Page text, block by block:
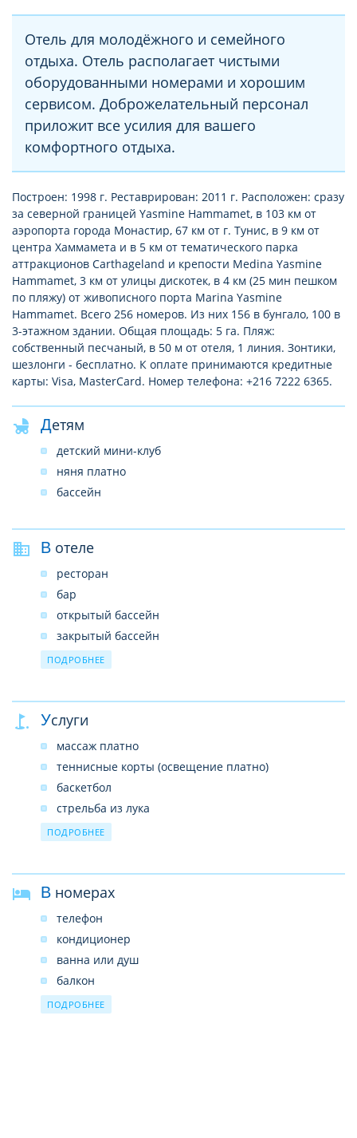
Отель для молодёжного и семейного
отдыха. Отель располагает чистыми
оборудованными номерами и хорошим
сервисом. Доброжелательный персонал
приложит все усилия для вашего
комфортного отдыха.
Построен: 1998 г. Реставрирован: 2011 г. Расположен: сразу
за северной границей Yasmine Hammamet, в 103 км от
аэропорта города Монастир, 67 км от г. Тунис, в 9 км от
центра Хаммамета и в 5 км от тематического парка
аттракционов Carthageland и крепости Medina Yasmine
Hammamet, 3 км от улицы дискотек, в 4 км (25 мин пешком
по пляжу) от живописного порта Marina Yasmine
Hammamet. Всего 256 номеров. Из них 156 в бунгало, 100 в
3-этажном здании. Общая площадь: 5 га. Пляж:
собственный песчаный, в 50 м от отеля, 1 линия. Зонтики,
шезлонги - бесплатно. К оплате принимаются кредитные
карты: Visa, MasterCard. Номер телефона: +216 7222 6365.
Детям
детский мини-клуб
няня платно
бассейн
В отеле
ресторан
бар
открытый бассейн
закрытый бассейн
прачечная платно
Wi-Fi (бесплатно)
ПОДРОБНЕЕ
Услуги
массаж платно
теннисные корты (освещение платно)
баскетбол
cтрельба из лука
верховая езда платно
дискотека
сауна платно
ПОДРОБНЕЕ
В номерах
телефон
кондиционер
ванна или душ
балкон
туалет
ПОДРОБНЕЕ